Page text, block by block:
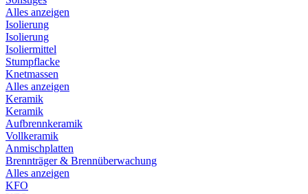
Alles anzeigen
Isolierung
Isolierung
Isoliermittel
Stumpflacke
Knetmassen
Alles anzeigen
Keramik
Keramik
Aufbrennkeramik
Vollkeramik
Anmischplatten
Brennträger & Brennüberwachung
Alles anzeigen
KFO